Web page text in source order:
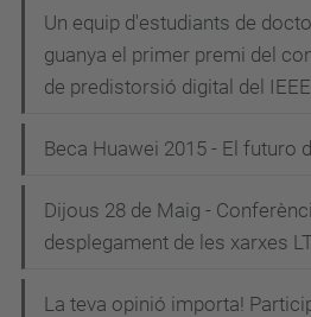
Un equip d'estudiants de
guanya el primer premi del
de predistorsió digital del
Beca Huawei 2015 - El futuro
Dijous 28 de Maig -
desplegament de les xarxes
La teva opinió importa!